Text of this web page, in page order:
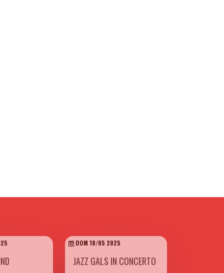
DOM 18/05 2025
JAZZ GALS IN CONCERTO